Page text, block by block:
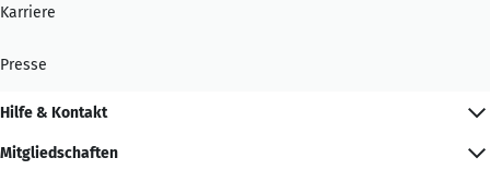
Karriere
Presse
Hilfe & Kontakt
Mitgliedschaften